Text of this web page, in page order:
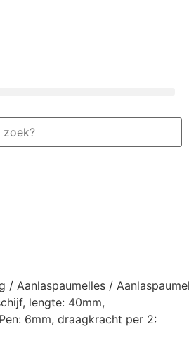
/ Aanlaspaumelles /
lengte: 40mm,
6mm, draagkracht per 2: